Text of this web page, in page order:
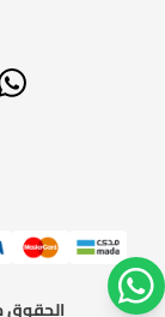
الحقوق